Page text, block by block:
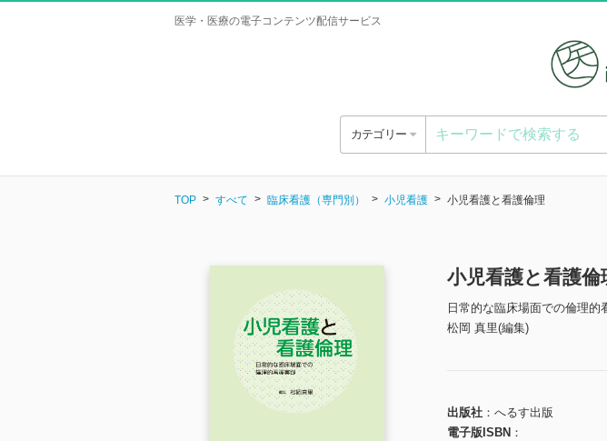
医学・医療の電子コンテンツ配信サービス
カテゴリー
TOP すべて 臨床看護（専門別） 小児看護 小児看護と看護倫理
小児看護と看護倫
日常的な臨床場面での倫理的
松岡 真里(編集)
出版社
へるす出版
電子版ISBN